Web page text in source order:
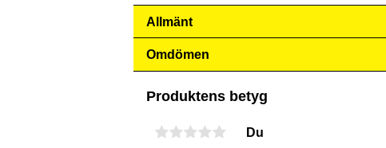
Allmänt
Omdömen
Produktens betyg
Du